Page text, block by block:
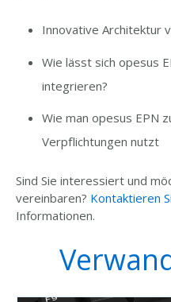
Innovative Architektur
Wie lässt sich opesus
integrieren?
Wie man opesus EPN
Verpflichtungen nutzt
Sind Sie interessiert und
vereinbaren? Kontaktieren
Informationen.